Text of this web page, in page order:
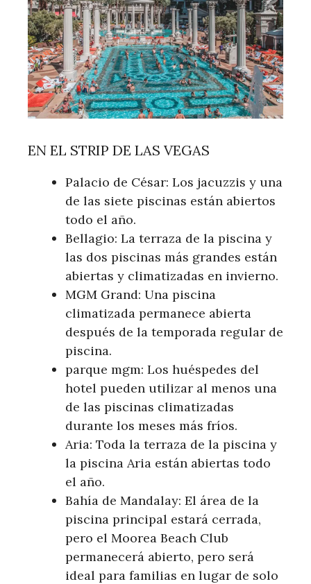
EN EL STRIP DE LAS VEGAS
Palacio de César: Los jacuzzis y una
de las siete piscinas están abiertos
todo el año.
Bellagio: La terraza de la piscina y
las dos piscinas más grandes están
abiertas y climatizadas en invierno.
MGM Grand: Una piscina
climatizada permanece abierta
después de la temporada regular de
piscina.
parque mgm: Los huéspedes del
hotel pueden utilizar al menos una
de las piscinas climatizadas
durante los meses más fríos.
Aria: Toda la terraza de la piscina y
la piscina Aria están abiertas todo
el año.
Bahía de Mandalay: El área de la
piscina principal estará cerrada,
pero el Moorea Beach Club
permanecerá abierto, pero será
ideal para familias en lugar de solo